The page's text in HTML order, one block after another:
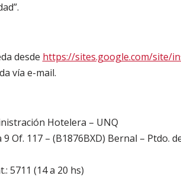
desde https://sites.google.com/site/
vía e-mail.
Hotelera – UNQ
9 Of. 117 – (B1876BXD) Bernal – Ptdo.
5711 (14 a 20 hs)